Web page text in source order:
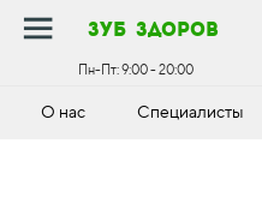
зуб здоров
Пн-Пт:9:00 - 20:00
О нас Специалисты